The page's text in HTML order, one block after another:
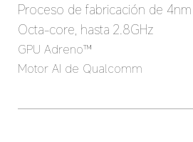
Proceso de fabricación de 4nm
Octa-core, hasta 2.8GHz
GPU Adreno™
Motor AI de Qualcomm